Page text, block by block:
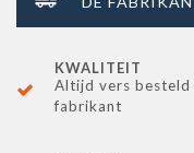
KWALITEIT
Altijd vers besteld
fabrikant